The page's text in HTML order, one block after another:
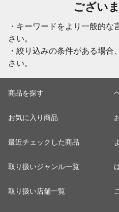
ござい
・キーワードをより一般的
さい。
・絞り込みの条件がある場
さい。
商品を探す
お気に入り商品
最近チェックした商品
取り扱いジャンル一覧
取り扱い店舗一覧